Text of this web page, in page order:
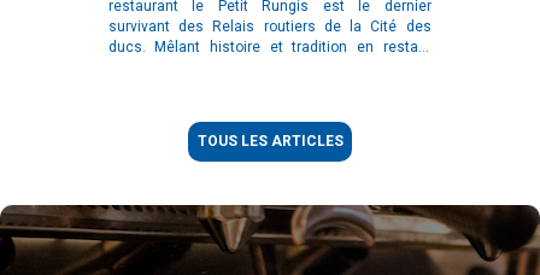
restaurant le Petit Rungis est le dernier
survivant des Relais routiers de la Cité des
ducs. Mêlant histoire et tradition en restant
TOUS LES ARTICLES